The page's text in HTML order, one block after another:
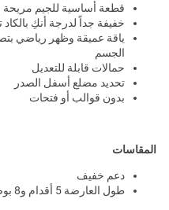
قطعة أساسية للجيم
خفيفة جداً لدرجة أنكِ بالكاد
ياقة عميقة وظهر رياضي
الجسم
حمالات قابلة للتعديل
تحديد مضلع أسفل الصدر
بدون قوالب أو فتحات
المقاسات
دعم خفيف
طول العارضة 5 أقدام و8 بوصة وترتدي مقاس S